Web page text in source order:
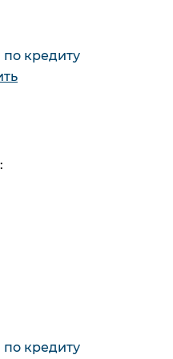
по кредиту
по кредиту